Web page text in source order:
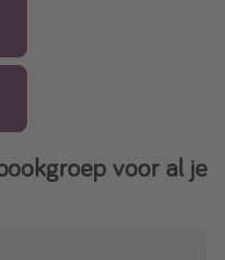
voor al je